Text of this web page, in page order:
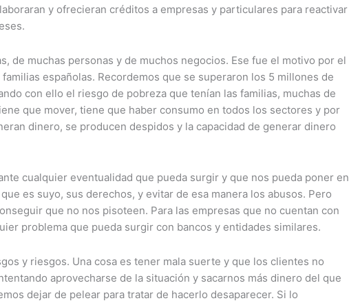
y ofrecieran créditos a empresas y particulares para reactivar
de muchas personas y de muchos negocios. Ese fue el motivo por el
españolas. Recordemos que se superaron los 5 millones de
con ello el riesgo de pobreza que tenían las familias, muchas de
que mover, tiene que haber consumo en todos los sectores y por
dinero, se producen despidos y la capacidad de generar dinero
cualquier eventualidad que pueda surgir y que nos pueda poner en
es suyo, sus derechos, y evitar de esa manera los abusos. Pero
que no nos pisoteen. Para las empresas que no cuentan con
problema que pueda surgir con bancos y entidades similares.
y riesgos. Una cosa es tener mala suerte y que los clientes no
aprovecharse de la situación y sacarnos más dinero del que
dejar de pelear para tratar de hacerlo desaparecer. Si lo